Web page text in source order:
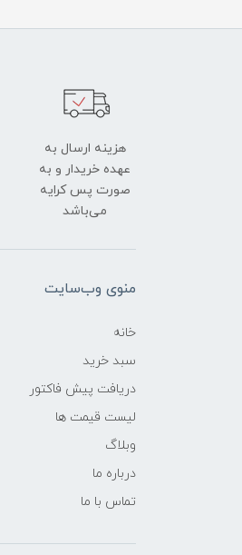
هزینه ارسال به
عهده خریدار و به
صورت پس کرایه
می‌باشد
منوی وب‌سایت
خانه
سبد خرید
دریافت پیش فاکتور
لیست قیمت ها
وبلاگ
درباره ما
تماس با ما